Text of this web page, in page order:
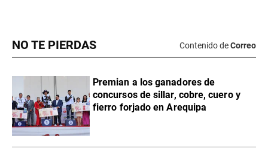
NO TE PIERDAS Contenido deCorreo
Premian a los ganadores de
concursos de sillar, cobre, cuero y
fierro forjado en Arequipa